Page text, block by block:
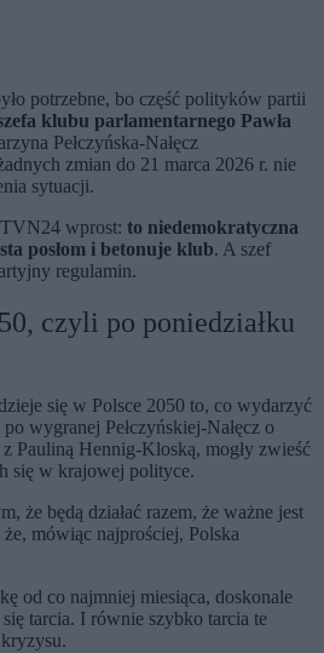
potrzebne, bo część polityków partii
klubu parlamentarnego Pawła
Pełczyńska-Nałęcz
zmian do 21 marca 2026 r. nie
sytuacji.
wprost: to niedemokratyczna
posłom i betonuje klub. A szef
regulamin.
czyli po poniedziałku
się w Polsce 2050 to, co wydarzyć
wygranej Pełczyńskiej-Nałęcz o
Pauliną Hennig-Kloską, mogły zwieść
się w krajowej polityce.
że będą działać razem, że ważne jest
mówiąc najprościej, Polska
od co najmniej miesiąca, doskonale
tarcia. I równie szybko tarcia te